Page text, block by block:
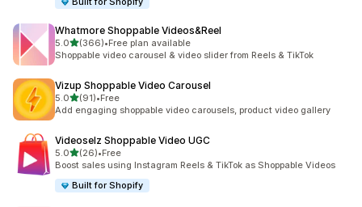
Whatmore Shoppable Videos&Reel
5.05つ星中
(366)
合計レビュー数：366件
•Free plan available
Shoppable video carousel & video slider from Reels & TikTok
Vizup Shoppable Video Carousel
5.05つ星中
(91)
合計レビュー数：91件
•Free
Add engaging shoppable video carousels, product video gallery
Videoselz Shoppable Video UGC
5.05つ星中
(26)
合計レビュー数：26件
•Free
Boost sales using Instagram Reels & TikTok as Shoppable Videos
Built for Shopify